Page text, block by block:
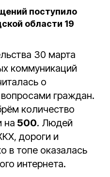
поступило
области 19
30 марта
коммуникаций
о
вопросами граждан.
количество
на 500. Людей
дороги и
в топе оказалась
интернета.